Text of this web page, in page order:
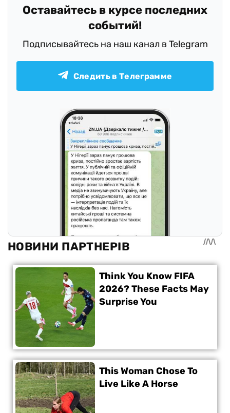
Оставайтесь в курсе последних
событий!
Подписывайтесь на наш канал в Telegram
Следить в Телеграмме